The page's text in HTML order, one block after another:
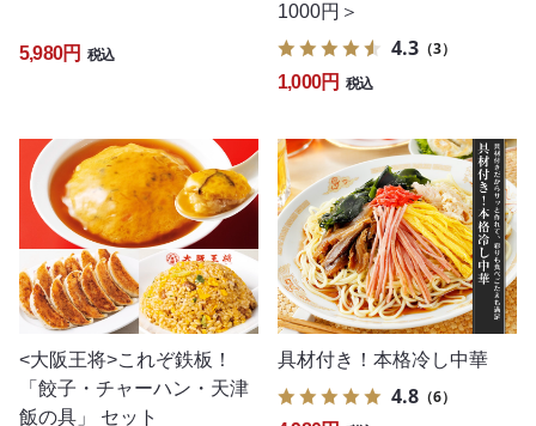
5,980円 税込
1000円＞
4.3 （3）
1,000円 税込
<大阪王将>これぞ鉄板！
「餃子・チャーハン・天津
飯の具」 セット
具材付き！本格冷し中華
4.8 （6）